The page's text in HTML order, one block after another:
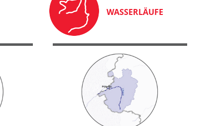
WASSERLÄUFE